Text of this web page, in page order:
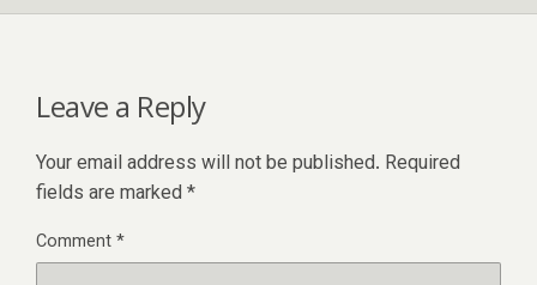
Leave a Reply
Your email address will not be published. Required
fields are marked *
Comment*